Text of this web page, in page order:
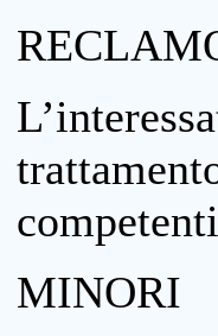
MINORI